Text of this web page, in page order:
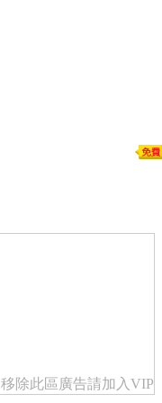
移除此區廣告請加入VIP